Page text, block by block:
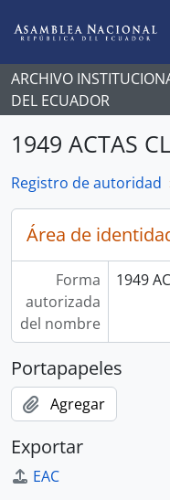
ARCHIVO
DEL ECUADOR
1949 ACTAS
Registro de autoridad
Área de
Forma
autorizada
del nombre
1949
Portapapeles
Agregar
Exportar
EAC